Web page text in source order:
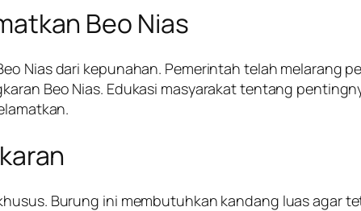
Beo Nias
Nias dari kepunahan. Pemerintah telah melarang
Beo Nias. Edukasi masyarakat tentang
Burung ini membutuhkan kandang luas agar